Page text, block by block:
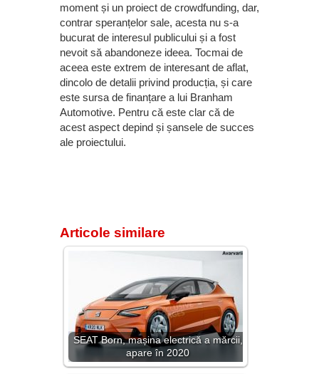
moment și un proiect de crowdfunding, dar,
contrar speranțelor sale, acesta nu s-a
bucurat de interesul publicului și a fost
nevoit să abandoneze ideea. Tocmai de
aceea este extrem de interesant de aflat,
dincolo de detalii privind producția, și care
este sursa de finanțare a lui Branham
Automotive. Pentru că este clar că de
acest aspect depind și șansele de succes
ale proiectului.
Articole similare
SEAT Born, mașina electrică a mărcii,
apare în 2020